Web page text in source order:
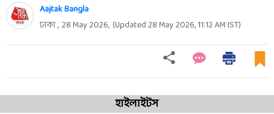
Aajtak Bangla
ঢাকা , 28 May 2026, (Updated28 May 2026, 11:12 AMIST)
হাইলাইটস